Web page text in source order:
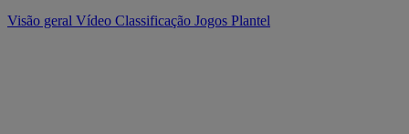
Visão geral Vídeo Classificação Jogos Plantel